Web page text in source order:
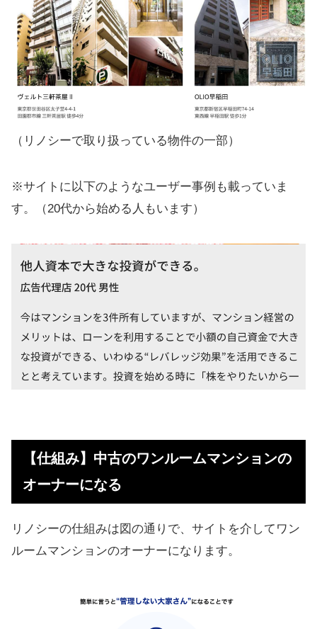
（リノシーで取り扱っている物件の一部）
※サイトに以下のようなユーザー事例も載っていま
す。（20代から始める人もいます）
【仕組み】中古のワンルームマンションの
オーナーになる
リノシーの仕組みは図の通りで、サイトを介してワン
ルームマンションのオーナーになります。